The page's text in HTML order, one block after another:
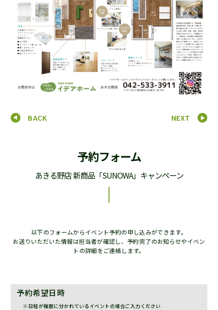
BACK NEXT
予約フォーム
あきる野店 新商品「SUNOWA」キャンペーン
以下のフォームからイベント予約の申し込みができます。
お送りいただいた情報は担当者が確認し、予約完了のお知らせやイベン
トの詳細をご連絡します。
予約希望日時
※日程が複数に分かれているイベントの場合ご入力ください